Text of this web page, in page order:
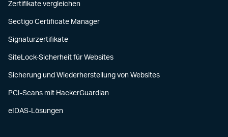
Zertifikate vergleichen
Sectigo Certificate Manager
Signaturzertifikate
SiteLock-Sicherheit für Websites
Sicherung und Wiederherstellung von Websites
PCI-Scans mit HackerGuardian
eIDAS-Lösungen